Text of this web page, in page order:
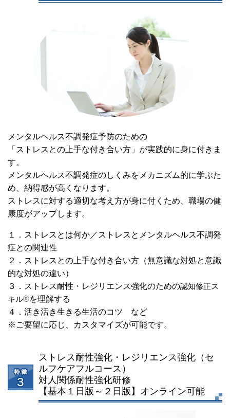
メンタルヘルス不調発症予防のための
「ストレスとの上手な付き合い方」が実践的に身に付きま
す。
メンタルヘルス不調発症のしくみをメカニズム的に学ぶた
め、納得感が高くなります。
ストレスに対する適切な考え方が身に付くため、職場の健
康度がアップします。
１．ストレスとは何か／ストレスとメンタルヘルス不調発
症との関連性
２．ストレスとの上手な付き合い方（無意識な対処と意識
的な対処の違い）
３．ストレス耐性・レジリエンス強化のための認知修正ス
キル®を理解する
４．活き活き生きる生活のコツ など
※ご要望に応じ、カスタマイズが可能です。
ストレス耐性強化・レジリエンス強化（セ
ルフケアフルコース）
対人関係耐性強化研修
【基本１日版～２日版】オンライン可能